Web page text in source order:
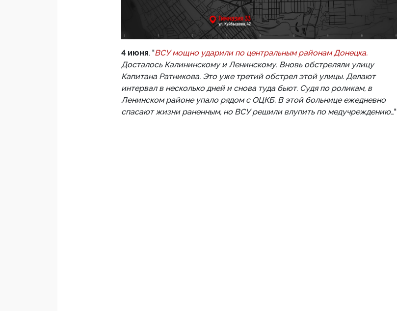
4 июня. "ВСУ мощно ударили по центральным районам Донецка.
Досталось Калининскому и Ленинскому. Вновь обстреляли улицу
Капитана Ратникова. Это уже третий обстрел этой улицы. Делают
интервал в несколько дней и снова туда бьют. Судя по роликам, в
Ленинском районе упало рядом с ОЦКБ. В этой больнице ежедневно
спасают жизни раненным, но ВСУ решили влупить по медучреждению…"